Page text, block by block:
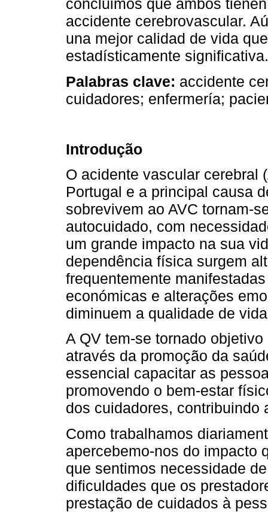
concluimos que ambos
accidente cerebrovascular.
una mejor calidad de vida
estadísticamente significativa.
Palabras clave: accidente
cuidadores; enfermería;
Introdução
O acidente vascular cerebral
Portugal e a principal causa
sobrevivem ao AVC tornam-
autocuidado, com
um grande impacto na sua
dependência física surgem
frequentemente
económicas e alterações
diminuem a qualidade de
A QV tem-se tornado
através da promoção da
essencial capacitar as
promovendo o bem-estar
dos cuidadores, contribuindo
Como trabalhamos
apercebemo-nos do impacto
que sentimos necessidade
dificuldades que os
prestação de cuidados à